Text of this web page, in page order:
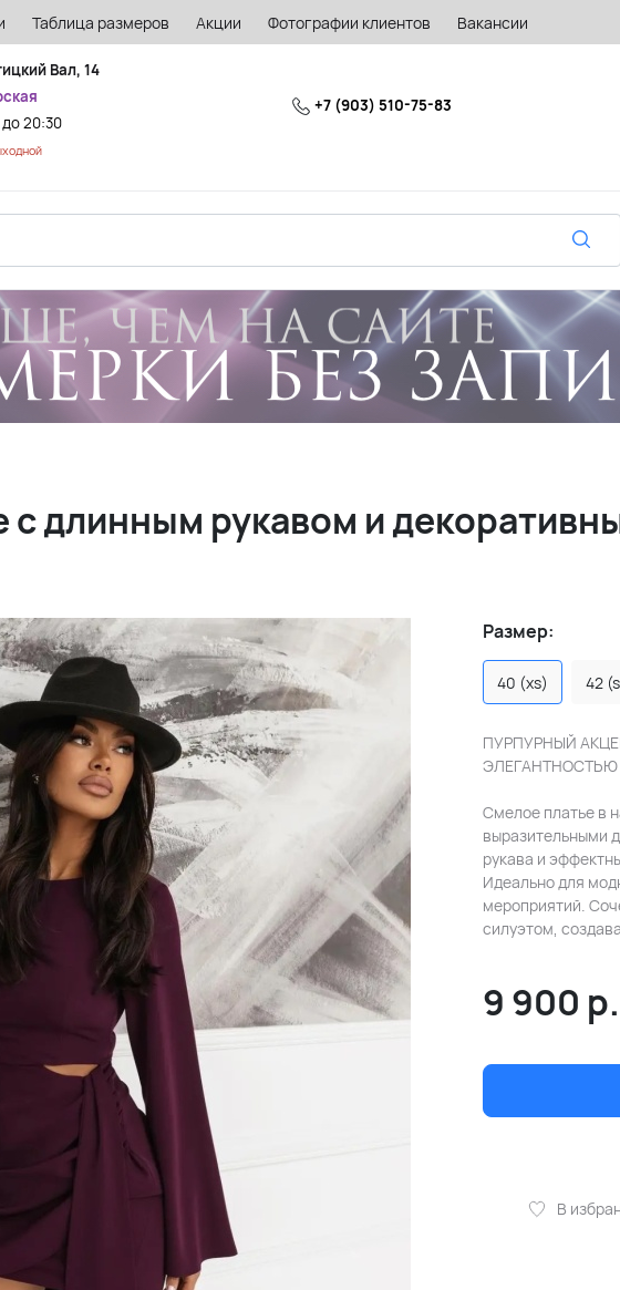
Таблица размеров Акции Фотографии клиентов Вакансии
Вал, 14
до 20:30
+7 (903) 510-75-83
с длинным рукавом и
Размер:
40 (xs) 42
ПУРПУРНЫЙ
ЭЛЕГАНТНОСТЬЮ
Смелое платье в
выразительными
рукава и
Идеально для
мероприятий.
силуэтом,
9 900 р.
В